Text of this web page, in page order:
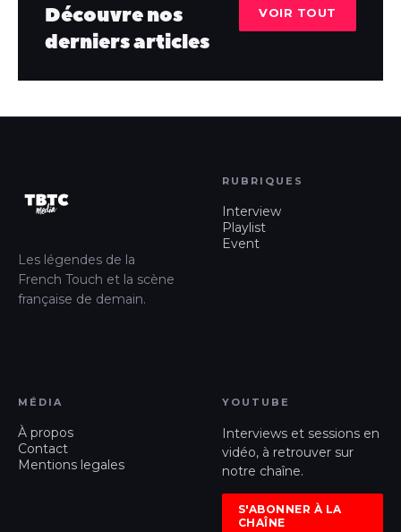
Découvre nos
derniers articles
VOIR TOUT
Les légendes de la
French Touch et la scène
française de demain.
RUBRIQUES
Interview
Playlist
Event
MÉDIA
À propos
Contact
Mentions legales
YOUTUBE
Interviews et sessions en
vidéo, à retrouver sur
notre chaîne.
S'ABONNER À LA
CHAÎNE